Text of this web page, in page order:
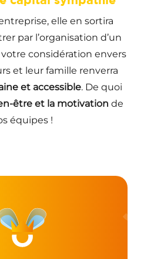
elle en sortira
par l’organisation d’un
considération envers
et leur famille renverra
et accessible. De quoi
être et la motivation de
équipes !